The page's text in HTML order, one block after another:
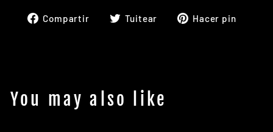
Compartir
Compartir
Tuitear
TuitearHacer pin
You may also like